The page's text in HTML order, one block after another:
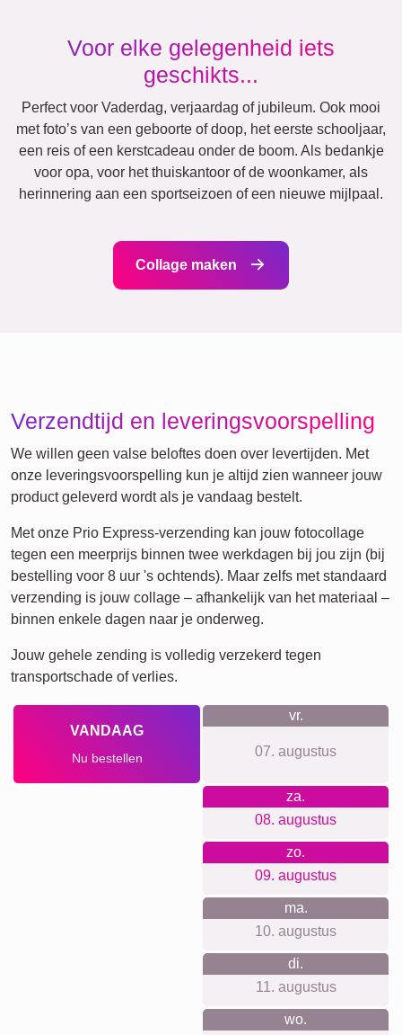
Rouw Huisdier-Rouw
Waar we voor staan
Bij ons hoef je je niet aan te melden en we volgen je niet
zonder verborgen kosten, ophangsysteem inbegrepen.
Premium materialen en topdruk, gebruiksvriendelijke
geproduceerd, met tevreden klanten als bewijs.
Voor elke gelegenheid iets
geschikts...
Perfect voor Vaderdag, verjaardag of jubileum. Ook mooi
met foto’s van een geboorte of doop, het eerste schooljaar,
een reis of een kerstcadeau onder de boom. Als bedankje